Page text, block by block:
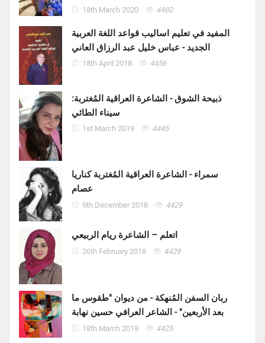
18th March 2020 4480
المفيد في تعليم اساليب قواعد اللغة العربية
الجديد - عباس خليل عبد الرزاق العاني
18th April 2018 4456
ذبيحة الشوق - الشاعرة العراقية المُغتربة:
سيناء الطائي
1st March 2019 4445
سمراء - الشاعرة العراقية المُغتربة كناريا
عصام
9th December 2018 4429
اتعلم – الشاعرة ريام الربيعي
26th February 2018 4429
ربان السفن المُنهكة - من ديوان "طقوس ما
بعد الأربعين" - الشاعر العرافي حسين نهابة
18th March 2019 4425